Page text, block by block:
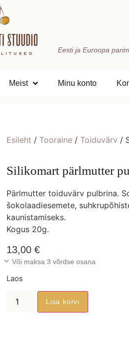
Eesti ja Euroopa
Meist Minu konto
Esileht / Tooraine / Toiduvärv /
Silikomart pärlmutter
Pärlmutter toiduvärv pulbrina.
šokolaadiesemete,
kaunistamiseks.
Kogus 20g.
13,00 €
Või maksa 3 võrdse osana
Laos
Lisa korvi